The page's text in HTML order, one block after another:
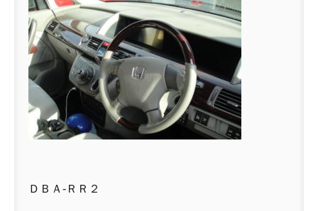
ＤＢＡ-ＲＲ２